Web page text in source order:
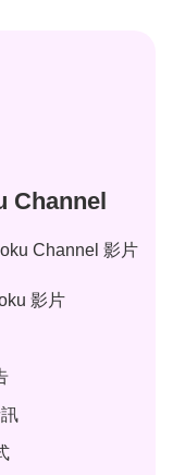
Channel
Channel 影片
影片